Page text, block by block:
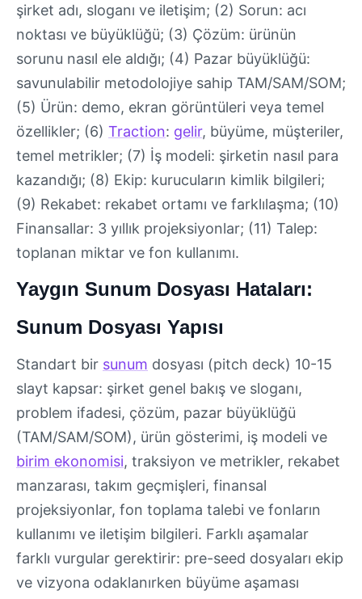
şirket adı, sloganı ve iletişim; (2) Sorun: acı
noktası ve büyüklüğü; (3) Çözüm: ürünün
sorunu nasıl ele aldığı; (4) Pazar büyüklüğü:
savunulabilir metodolojiye sahip TAM/SAM/SOM;
(5) Ürün: demo, ekran görüntüleri veya temel
özellikler; (6) Traction: gelir, büyüme, müşteriler,
temel metrikler; (7) İş modeli: şirketin nasıl para
kazandığı; (8) Ekip: kurucuların kimlik bilgileri;
(9) Rekabet: rekabet ortamı ve farklılaşma; (10)
Finansallar: 3 yıllık projeksiyonlar; (11) Talep:
toplanan miktar ve fon kullanımı.
Yaygın Sunum Dosyası Hataları:
Sunum Dosyası Yapısı
Standart bir sunum dosyası (pitch deck) 10-15
slayt kapsar: şirket genel bakış ve sloganı,
problem ifadesi, çözüm, pazar büyüklüğü
(TAM/SAM/SOM), ürün gösterimi, iş modeli ve
birim ekonomisi, traksiyon ve metrikler, rekabet
manzarası, takım geçmişleri, finansal
projeksiyonlar, fon toplama talebi ve fonların
kullanımı ve iletişim bilgileri. Farklı aşamalar
farklı vurgular gerektirir: pre-seed dosyaları ekip
ve vizyona odaklanırken büyüme aşaması